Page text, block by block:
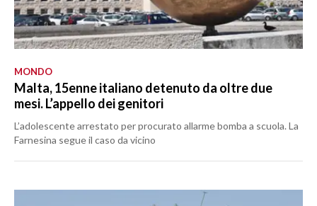
MONDO
Malta, 15enne italiano detenuto da oltre due
mesi. L’appello dei genitori
L’adolescente arrestato per procurato allarme bomba a scuola. La
Farnesina segue il caso da vicino